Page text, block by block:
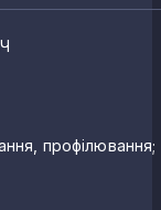
профілювання;